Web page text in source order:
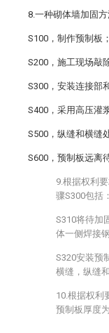
8.一种砌体墙加固
S100，制作预制板；
S200，施工现场敲
S300，安装连接部
S400，采用高压灌
S500，纵缝和横缝
S600，预制板远离
9.根据权利
骤S300包括：
S310将待加
体一侧焊接
S320安装预
横缝，纵缝
10.根据权利
预制板厚度